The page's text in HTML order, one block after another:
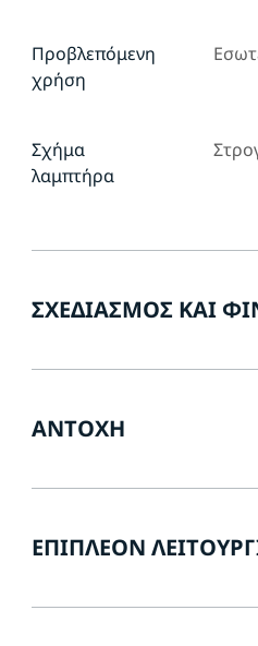
Προβλεπόμενη
χρήση
Σχήμα
λαμπτήρα
ΣΧΕΔΙΑΣΜΌΣ ΚΑΙ
ΑΝΤΟΧΉ
ΕΠΙΠΛΈΟΝ